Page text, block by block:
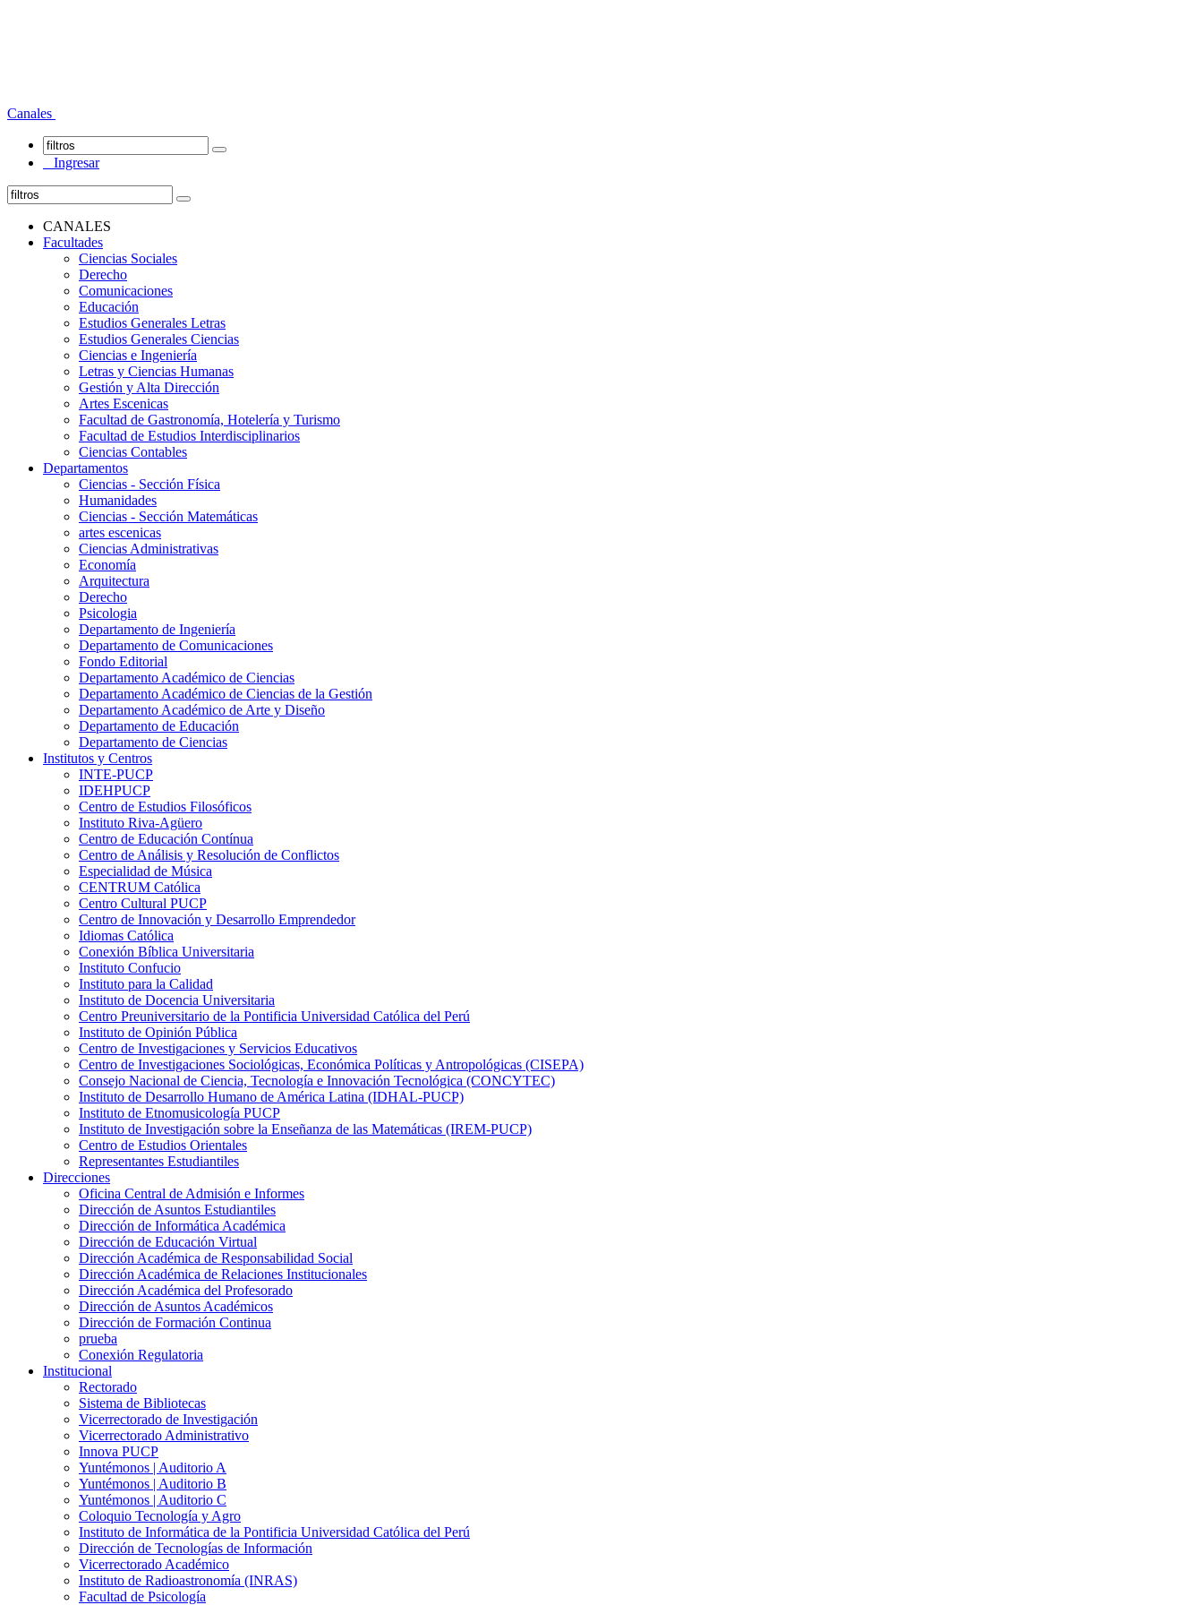
Canales
Ingresar
CANALES
Facultades
Ciencias Sociales
Derecho
Comunicaciones
Educación
Estudios Generales Letras
Estudios Generales Ciencias
Ciencias e Ingeniería
Letras y Ciencias Humanas
Gestión y Alta Dirección
Artes Escenicas
Facultad de Gastronomía, Hotelería y Turismo
Facultad de Estudios Interdisciplinarios
Ciencias Contables
Departamentos
Ciencias - Sección Física
Humanidades
Ciencias - Sección Matemáticas
artes escenicas
Ciencias Administrativas
Economía
Arquitectura
Derecho
Psicologia
Departamento de Ingeniería
Departamento de Comunicaciones
Fondo Editorial
Departamento Académico de Ciencias
Departamento Académico de Ciencias de la Gestión
Departamento Académico de Arte y Diseño
Departamento de Educación
Departamento de Ciencias
Institutos y Centros
INTE-PUCP
IDEHPUCP
Centro de Estudios Filosóficos
Instituto Riva-Agüero
Centro de Educación Contínua
Centro de Análisis y Resolución de Conflictos
Especialidad de Música
CENTRUM Católica
Centro Cultural PUCP
Centro de Innovación y Desarrollo Emprendedor
Idiomas Católica
Conexión Bíblica Universitaria
Instituto Confucio
Instituto para la Calidad
Instituto de Docencia Universitaria
Centro Preuniversitario de la Pontificia Universidad Católica del Perú
Instituto de Opinión Pública
Centro de Investigaciones y Servicios Educativos
Centro de Investigaciones Sociológicas, Económica Políticas y Antropológicas (CISEPA)
Consejo Nacional de Ciencia, Tecnología e Innovación Tecnológica (CONCYTEC)
Instituto de Desarrollo Humano de América Latina (IDHAL-PUCP)
Instituto de Etnomusicología PUCP
Instituto de Investigación sobre la Enseñanza de las Matemáticas (IREM-PUCP)
Centro de Estudios Orientales
Representantes Estudiantiles
Direcciones
Oficina Central de Admisión e Informes
Dirección de Asuntos Estudiantiles
Dirección de Informática Académica
Dirección de Educación Virtual
Dirección Académica de Responsabilidad Social
Dirección Académica de Relaciones Institucionales
Dirección Académica del Profesorado
Dirección de Asuntos Académicos
Dirección de Formación Continua
prueba
Conexión Regulatoria
Institucional
Rectorado
Sistema de Bibliotecas
Vicerrectorado de Investigación
Vicerrectorado Administrativo
Innova PUCP
Yuntémonos | Auditorio A
Yuntémonos | Auditorio B
Yuntémonos | Auditorio C
Coloquio Tecnología y Agro
Instituto de Informática de la Pontificia Universidad Católica del Perú
Dirección de Tecnologías de Información
Vicerrectorado Académico
Instituto de Radioastronomía (INRAS)
Facultad de Psicología